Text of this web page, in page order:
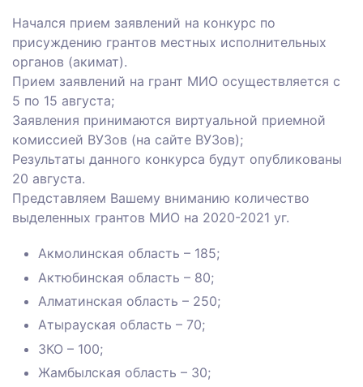
Начался прием заявлений на конкурс по
присуждению грантов местных исполнительных
органов (акимат). ⠀
Прием заявлений на грант МИО осуществляется с
5 по 15 августа;⠀
Заявления принимаются виртуальной приемной
комиссией ВУЗов (на сайте ВУЗов);⠀
Результаты данного конкурса будут опубликованы
20 августа.⠀
Представляем Вашему вниманию количество
выделенных грантов МИО на 2020-2021 уг.⠀
Акмолинская область – 185;⠀
Актюбинская область – 80;⠀
Алматинская область – 250;⠀
Атырауская область – 70;⠀
ЗКО – 100;
Жамбылская область – 30;⠀